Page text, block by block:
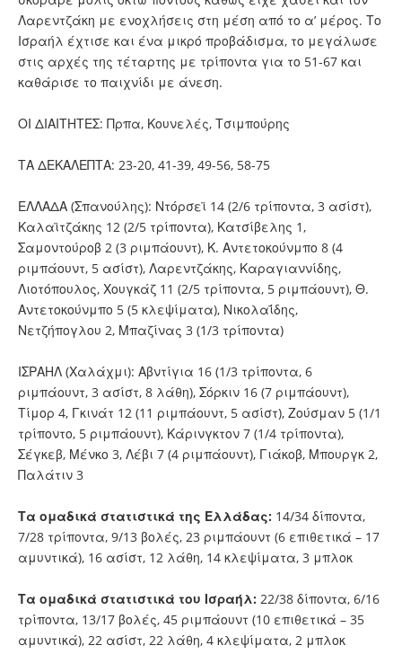
Λαρεντζάκη με ενοχλήσεις στη μέση από το α’ μέρος. Το
Ισραήλ έχτισε και ένα μικρό προβάδισμα, το μεγάλωσε
στις αρχές της τέταρτης με τρίποντα για το 51-67 και
καθάρισε το παιχνίδι με άνεση.
ΟΙ ΔΙΑΙΤΗΤΕΣ: Πρπα, Κουνελές, Τσιμπούρης
ΤΑ ΔΕΚΑΛΕΠΤΑ: 23-20, 41-39, 49-56, 58-75
ΕΛΛΑΔΑ (Σπανούλης): Ντόρσεϊ 14 (2/6 τρίποντα, 3 ασίστ),
Καλαϊτζάκης 12 (2/5 τρίποντα), Κατσίβελης 1,
Σαμοντούροβ 2 (3 ριμπάουντ), Κ. Αντετοκούνμπο 8 (4
ριμπάουντ, 5 ασίστ), Λαρεντζάκης, Καραγιαννίδης,
Λιοτόπουλος, Χουγκάζ 11 (2/5 τρίποντα, 5 ριμπάουντ), Θ.
Αντετοκούνμπο 5 (5 κλεψίματα), Νικολαΐδης,
Νετζήπογλου 2, Μπαζίνας 3 (1/3 τρίποντα)
ΙΣΡΑΗΛ (Χαλάχμι): Αβντίγια 16 (1/3 τρίποντα, 6
ριμπάουντ, 3 ασίστ, 8 λάθη), Σόρκιν 16 (7 ριμπάουντ),
Τίμορ 4, Γκινάτ 12 (11 ριμπάουντ, 5 ασίστ), Ζούσμαν 5 (1/1
τρίποντο, 5 ριμπάουντ), Κάρινγκτον 7 (1/4 τρίποντα),
Σέγκεβ, Μένκο 3, Λέβι 7 (4 ριμπάουντ), Γιάκοβ, Μπουργκ 2,
Παλάτιν 3
Τα ομαδικά στατιστικά της Ελλάδας: 14/34 δίποντα,
7/28 τρίποντα, 9/13 βολές, 23 ριμπάουντ (6 επιθετικά – 17
αμυντικά), 16 ασίστ, 12 λάθη, 14 κλεψίματα, 3 μπλοκ
Τα ομαδικά στατιστικά του Ισραήλ: 22/38 δίποντα, 6/16
τρίποντα, 13/17 βολές, 45 ριμπάουντ (10 επιθετικά – 35
αμυντικά), 22 ασίστ, 22 λάθη, 4 κλεψίματα, 2 μπλοκ